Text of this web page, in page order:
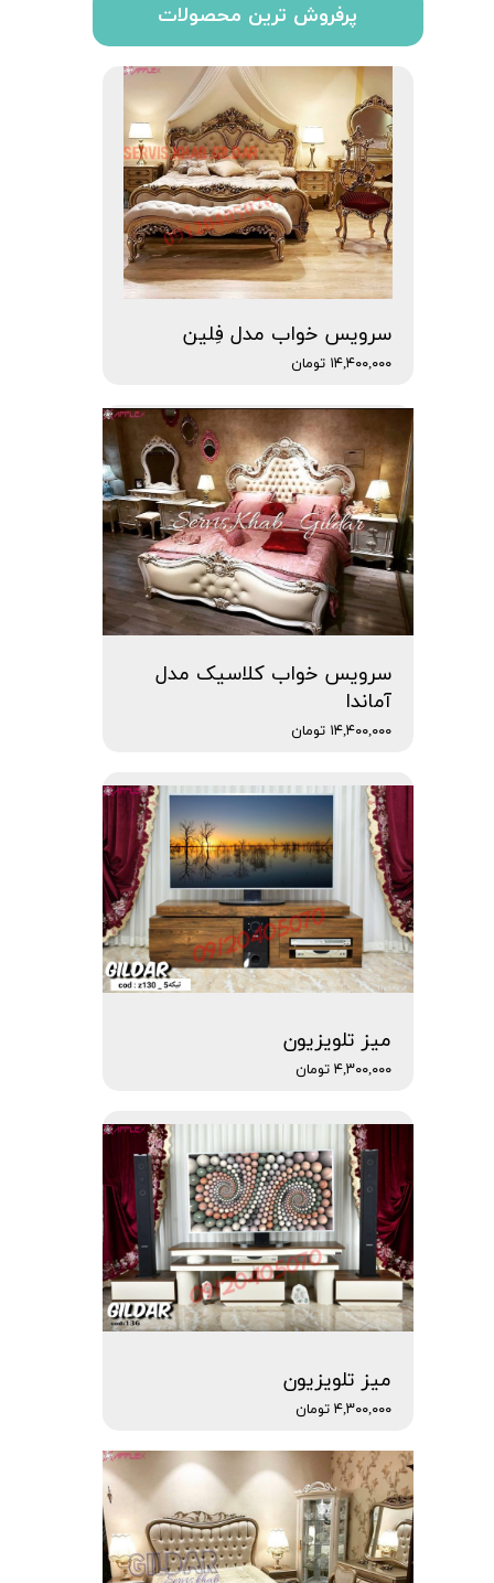
سرویس خواب مدل فِلین
۱۴,۴۰۰,۰۰۰ تومان
سرویس خواب کلاسیک مدل
آماندا
۱۴,۴۰۰,۰۰۰ تومان
میز تلویزیون
۴,۳۰۰,۰۰۰ تومان
میز تلویزیون
۴,۳۰۰,۰۰۰ تومان
پرفروش ترین محصولات